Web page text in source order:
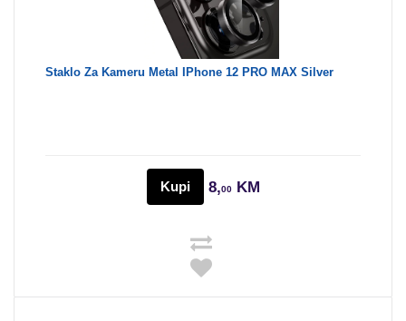
Staklo Za Kameru Metal IPhone 12 PRO MAX Silver
Kupi 8,00KM